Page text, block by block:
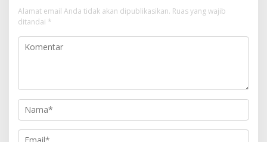
Alamat email Anda tidak akan dipublikasikan. Ruas yang wajib
ditandai *